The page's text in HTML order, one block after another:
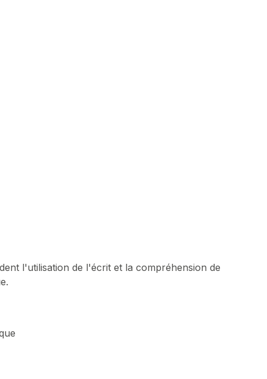
l'utilisation de l'écrit et la compréhension de